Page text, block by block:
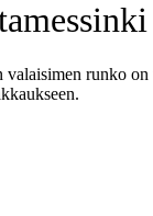
runko